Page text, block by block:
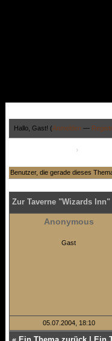
Hallo, Gast! (Anmelden —
›
Benutzer, die gerade dieses
Zur Taverne "Wizards Inn"
Anonymous
Gast
05.07.2004, 18:10